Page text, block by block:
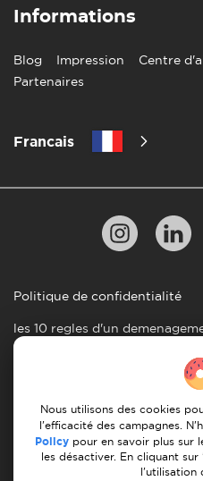
Informations
Blog Impression Centre
Partenaires
Francais
© 2026 Moovick. Nous
Politique de confidentialité
les 10 regles d'un
Lignes directrices en matiere
Conditions générales
Annulation et remboursement
Nous utilisons des cookies
l'efficacité des campagnes.
Policy pour en savoir plus sur
les désactiver. En cliquant
l'utilisation